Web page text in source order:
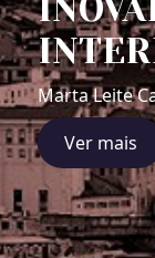
Marta Leite
Ver mais